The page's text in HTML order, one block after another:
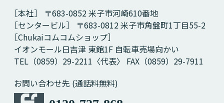
［本社］ 〒683-0852 米子市河崎610番地
［センタービル］ 〒683-0812 米子市角盤町1丁目55-2
［Chukaiコムコムショップ］
イオンモール日吉津 東館1F 自転車売場向かい
TEL（0859）29-2211〈代表〉 FAX（0859）29-7911
お問い合わせ先 (通話料無料)